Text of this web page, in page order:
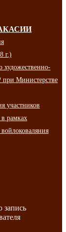
г.)
художественно-
Министерстве
участников
рамках
запись